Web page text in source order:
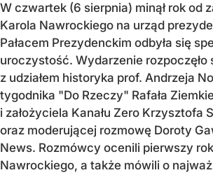
W czwartek (6 sierpnia) minął rok od
Karola Nawrockiego na urząd
Pałacem Prezydenckim odbyła się
uroczystość. Wydarzenie rozpoczęło
z udziałem historyka prof. Andrzeja
tygodnika "Do Rzeczy" Rafała
i założyciela Kanału Zero Krzysztofa
oraz moderującej rozmowę Doroty
News. Rozmówcy ocenili pierwszy
Nawrockiego, a także mówili o